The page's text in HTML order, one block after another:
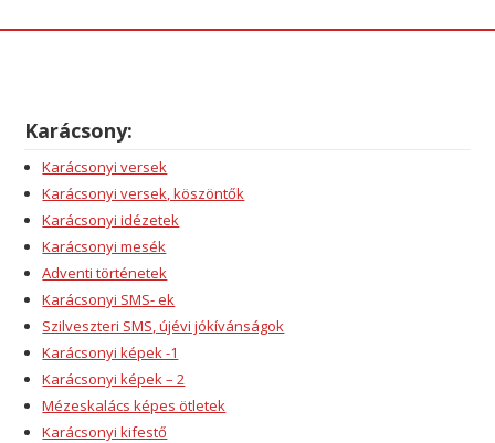
Karácsony:
Karácsonyi versek
Karácsonyi versek, köszöntők
Karácsonyi idézetek
Karácsonyi mesék
Adventi történetek
Karácsonyi SMS- ek
Szilveszteri SMS, újévi jókívánságok
Karácsonyi képek -1
Karácsonyi képek – 2
Mézeskalács képes ötletek
Karácsonyi kifestő